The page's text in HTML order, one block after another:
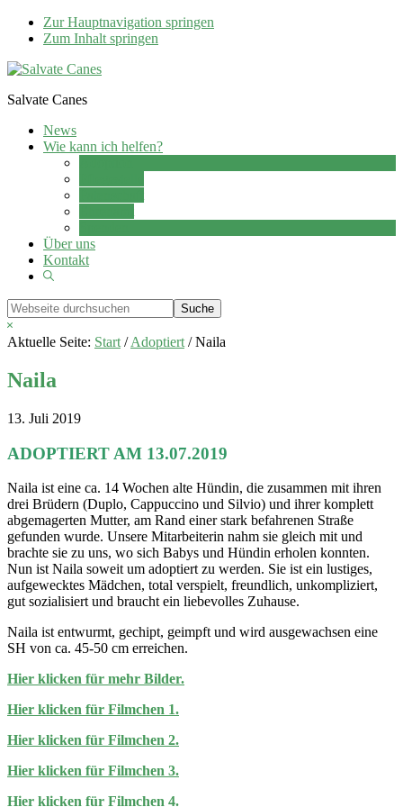
Zur Hauptnavigation springen
Zum Inhalt springen
Salvate Canes
News
Wie kann ich helfen?
Über uns
Kontakt
Show
Webseite
durchsuchen
Hide
Search
Aktuelle Seite: Start / Adoptiert /Naila
Naila
13. Juli 2019
ADOPTIERT AM 13.07.2019
Naila ist eine ca. 14 Wochen alte Hündin, die zusammen mit ihren
drei Brüdern (Duplo, Cappuccino und Silvio) und ihrer komplett
abgemagerten Mutter, am Rand einer stark befahrenen Straße
gefunden wurde. Unsere Mitarbeiterin nahm sie gleich mit und
brachte sie zu uns, wo sich Babys und Hündin erholen konnten.
Nun ist Naila soweit um adoptiert zu werden. Sie ist ein lustiges,
aufgewecktes Mädchen, total verspielt, freundlich, unkompliziert,
gut sozialisiert und braucht ein liebevolles Zuhause.
Naila ist entwurmt, gechipt, geimpft und wird ausgewachsen eine
SH von ca. 45-50 cm erreichen.
Hier klicken für mehr Bilder.
Hier klicken für Filmchen 1.
Hier klicken für Filmchen 2.
Hier klicken für Filmchen 3.
Hier klicken für Filmchen 4.